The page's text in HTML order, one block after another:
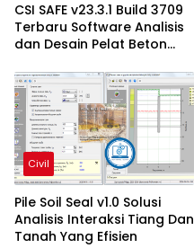
CSI SAFE v23.3.1 Build 3709
Terbaru Software Analisis
dan Desain Pelat Beton
Civil
Pile Soil Seal v1.0 Solusi
Analisis Interaksi Tiang Dan
Tanah Yang Efisien